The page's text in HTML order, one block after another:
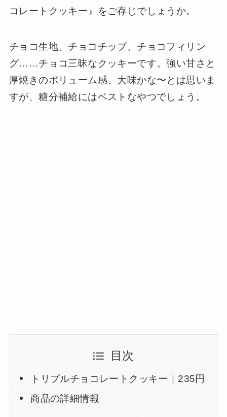
コレートクッキー』をご存じでしょうか。
チョコ生地、チョコチップ、チョコフィリン
グ……チョコ三昧なクッキーです。強い甘さと
厚焼きのボリューム感、大味かな〜とは思いま
すが、糖分補給にはベストなやつでしょう。
目次
トリプルチョコレートクッキー｜235円
商品の詳細情報